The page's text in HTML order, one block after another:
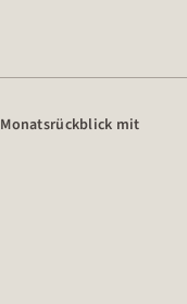
Monatsrückblick mit